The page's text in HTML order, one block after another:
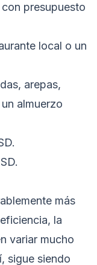
presupuesto
local o un
arepas,
almuerzo
más
la
variar mucho
sigue siendo